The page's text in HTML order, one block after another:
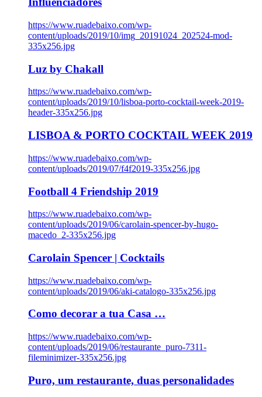
https://www.ruadebaixo.com/wp-
content/uploads/2019/10/img_20191024_202524-mod-
335x256.jpg
Luz by Chakall
https://www.ruadebaixo.com/wp-
content/uploads/2019/10/lisboa-porto-cocktail-week-2019-
header-335x256.jpg
LISBOA & PORTO COCKTAIL WEEK 2019
https://www.ruadebaixo.com/wp-
content/uploads/2019/07/f4f2019-335x256.jpg
Football 4 Friendship 2019
https://www.ruadebaixo.com/wp-
content/uploads/2019/06/carolain-spencer-by-hugo-
macedo_2-335x256.jpg
Carolain Spencer | Cocktails
https://www.ruadebaixo.com/wp-
content/uploads/2019/06/aki-catalogo-335x256.jpg
Como decorar a tua Casa …
https://www.ruadebaixo.com/wp-
content/uploads/2019/06/restaurante_puro-7311-
fileminimizer-335x256.jpg
Puro, um restaurante, duas personalidades